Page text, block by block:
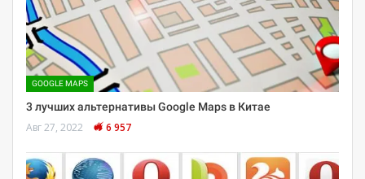
GOOGLE MAPS
3 лучших альтернативы Google Maps в Китае
Авг 27, 2022 6 957